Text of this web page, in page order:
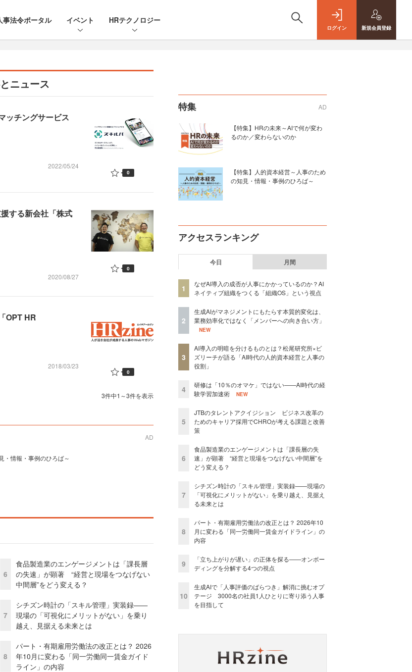
事法令ポータル イベント HRテクノロジー
ログイン 新規会員登録
ニュース
ッチングサービス
2022/05/24
0
する新会社「株式
2020/08/27
0
OPT HR
2018/03/23
0
3件中1～3件を表示
AD
・情報・事例のひろば～
6
食品製造業のエンゲージメントは「課長層
の失速」が顕著 “経営と現場をつなげない
中間層”をどう変える？
7
シチズン時計の「スキル管理」実装録——
現場の「可視化にメリットがない」を乗り
越え、見据える未来とは
8
パート・有期雇用労働法の改正とは？ 2026
年10月に変わる「同一労働同一賃金ガイド
ライン」の内容
特集 AD
【特集】HRの未来～AIで何が変わ
るのか／変わらないのか
【特集】人的資本経営～人事のため
の知見・情報・事例のひろば～
アクセスランキング
今日 月間
1
なぜAI導入の成否が人事にかかっているのか？AI
ネイティブ組織をつくる「組織OS」という視点
2
生成AIがマネジメントにもたらす本質的変化は、
業務効率化ではなく「メンバーへの向き合い方」
NEW
3
AI導入の明暗を分けるものとは？松尾研究所×ビ
ズリーチが語る「AI時代の人的資本経営と人事の
役割」
4
研修は「10％のオマケ」ではない——AI時代の経
験学習加速術
NEW
5
JTBのタレントアクイジション ビジネス改革の
ためのキャリア採用でCHROが考える課題と改善
策
6
食品製造業のエンゲージメントは「課長層の失
速」が顕著 “経営と現場をつなげない中間層”を
どう変える？
7
シチズン時計の「スキル管理」実装録——現場の
「可視化にメリットがない」を乗り越え、見据え
る未来とは
8
パート・有期雇用労働法の改正とは？ 2026年10
月に変わる「同一労働同一賃金ガイドライン」の
内容
9
「立ち上がりが遅い」の正体を探る——オンボー
ディングを分解する4つの視点
10
生成AIで「人事評価のばらつき」解消に挑むオプ
テージ 3000名の社員1人ひとりに寄り添う人事
を目指して